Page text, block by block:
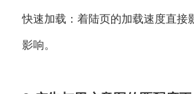
快速加载：着陆页的加载速度直接
影响。